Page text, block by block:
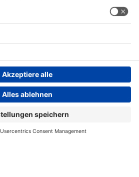
AGB
Datenschutzhinweis
Compliance